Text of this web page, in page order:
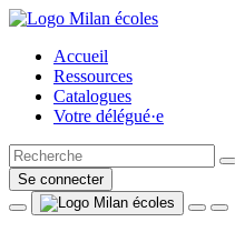
Accueil
Ressources
Catalogues
Votre délégué·e
Se connecter